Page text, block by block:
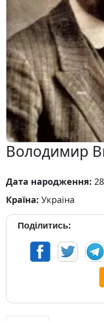
Володимир
Дата народження:
Країна: Україна
Поділитись: